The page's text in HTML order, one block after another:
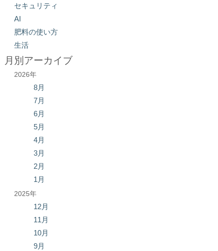
セキュリティ
AI
肥料の使い方
生活
月別アーカイブ
2026年
8月
7月
6月
5月
4月
3月
2月
1月
2025年
12月
11月
10月
9月